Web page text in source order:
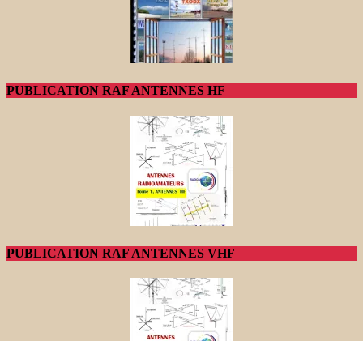
PUBLICATION RAF ANTENNES HF
PUBLICATION RAF ANTENNES VHF